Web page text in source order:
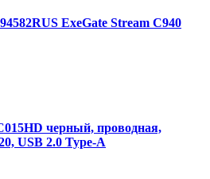
ExeGate Stream C940
черный, проводная,
USB 2.0 Type-A